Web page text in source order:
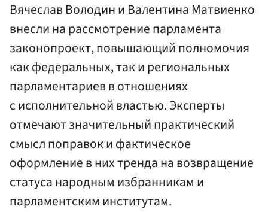
Вячеслав Володин и Валентина Матвиенко
внесли на рассмотрение парламента
законопроект, повышающий полномочия
как федеральных, так и региональных
парламентариев в отношениях
с исполнительной властью. Эксперты
отмечают значительный практический
смысл поправок и фактическое
оформление в них тренда на возвращение
статуса народным избранникам и
парламентским институтам.